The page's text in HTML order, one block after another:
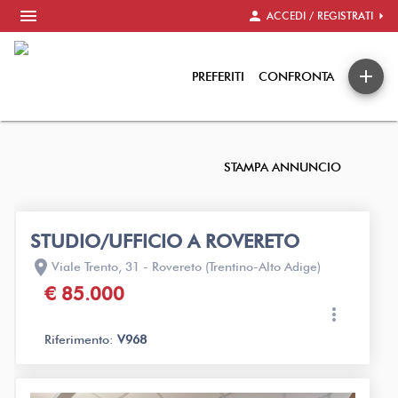
menu person ACCEDI / REGISTRATI arrow_right
PREFERITI CONFRONTA add
STAMPA ANNUNCIO
STUDIO/UFFICIO A ROVERETO
location_on Viale Trento, 31 - Rovereto (Trentino-Alto Adige)
€ 85.000
Riferimento: V968
more_vert